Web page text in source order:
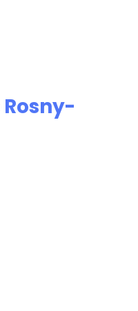
Rosny-